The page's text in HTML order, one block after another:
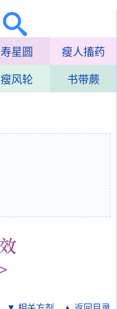
寿星圆 瘦人搐药
瘦风轮 书带蕨